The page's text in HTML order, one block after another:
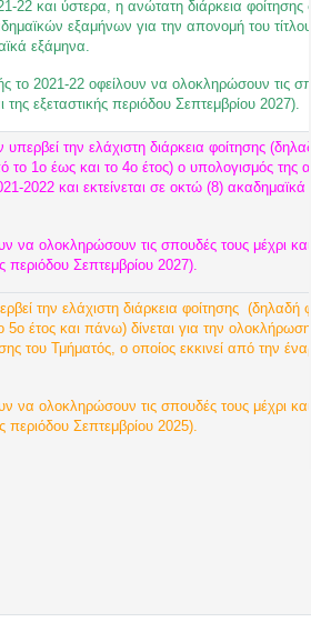
22 και ύστερα, η ανώτατη διάρκεια
εξαμήνων για την απονομή του
εξάμηνα.
το 2021-22 οφείλουν να ολοκληρώσουν τις
εξεταστικής περιόδου Σεπτεμβρίου 2027).
την ελάχιστη διάρκεια φοίτησης
1ο έως και το 4ο έτος) ο υπολογισμός της
2022 και εκτείνεται σε οκτώ (8)
να ολοκληρώσουν τις σπουδές τους μέχρι
περιόδου Σεπτεμβρίου 2027).
την ελάχιστη διάρκεια φοίτησης (δηλαδή
έτος και πάνω) δίνεται για την
του Τμήματός, ο οποίος εκκινεί από την
να ολοκληρώσουν τις σπουδές τους μέχρι
περιόδου Σεπτεμβρίου 2025).